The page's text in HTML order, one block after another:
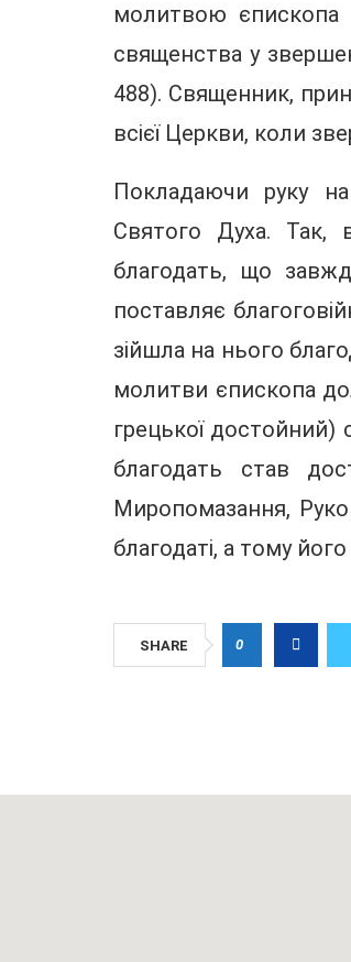
молитвою єпископа
священства у
488). Священник,
всієї Церкви, коли
Покладаючи руку
Святого Духа. Так,
благодать, що
поставляє
зійшла на нього
молитви єпископа
грецької
благодать став
Миропомазання,
благодаті, а тому
SHARE 0